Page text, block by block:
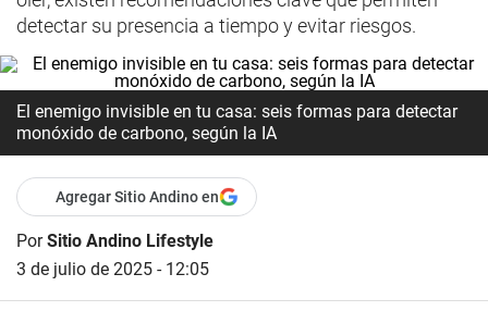
detectar su presencia a tiempo y evitar riesgos.
El enemigo invisible en tu casa: seis formas para detectar
monóxido de carbono, según la IA
Agregar Sitio Andino en
PorSitio Andino Lifestyle
3 de julio de 2025 - 12:05